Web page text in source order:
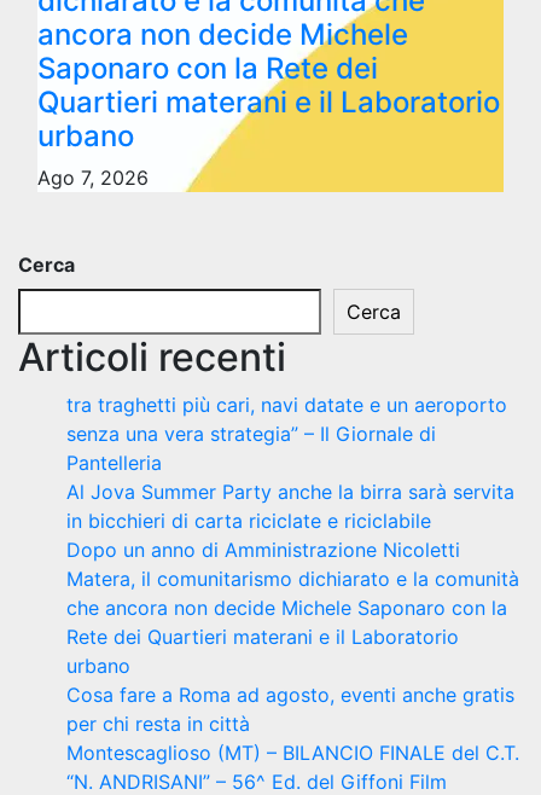
ancora non decide Michele
Saponaro con la Rete dei
Quartieri materani e il Laboratorio
urbano
Ago 7, 2026
Cerca
Cerca
Articoli recenti
tra traghetti più cari, navi datate e un aeroporto
senza una vera strategia” – Il Giornale di
Pantelleria
Al Jova Summer Party anche la birra sarà servita
in bicchieri di carta riciclate e riciclabile
Dopo un anno di Amministrazione Nicoletti
Matera, il comunitarismo dichiarato e la comunità
che ancora non decide Michele Saponaro con la
Rete dei Quartieri materani e il Laboratorio
urbano
Cosa fare a Roma ad agosto, eventi anche gratis
per chi resta in città
Montescaglioso (MT) – BILANCIO FINALE del C.T.
“N. ANDRISANI” – 56^ Ed. del Giffoni Film